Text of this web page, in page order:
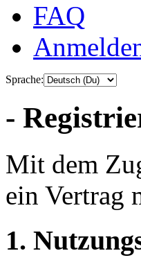
FAQ
Sprache:
-
Mit dem
ein Vertrag
1.